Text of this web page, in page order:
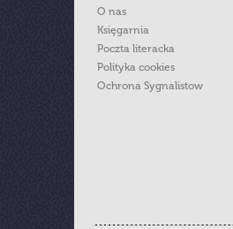
O nas
Księgarnia
Poczta literacka
Polityka cookies
Ochrona Sygnalistow